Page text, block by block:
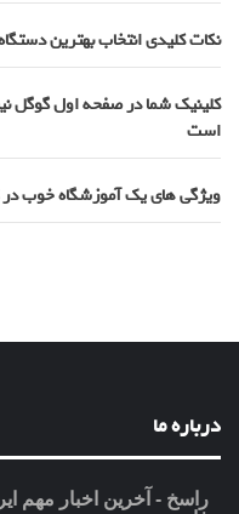
نکات کلیدی انتخاب بهترین
کلینیک شما در صفحه اول
است
ویژگی های یک آموزشگاه خوب
درباره ما
راسخ - آخرین اخبار مهم